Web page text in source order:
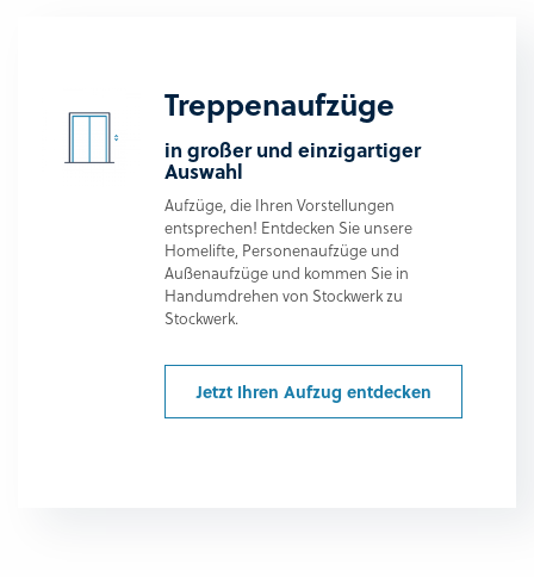
Treppenaufzüge
in großer und einzigartiger
Auswahl
Aufzüge, die Ihren Vorstellungen
entsprechen! Entdecken Sie unsere
Homelifte, Personenaufzüge und
Außenaufzüge und kommen Sie in
Handumdrehen von Stockwerk zu
Stockwerk.
Jetzt Ihren Aufzug entdecken